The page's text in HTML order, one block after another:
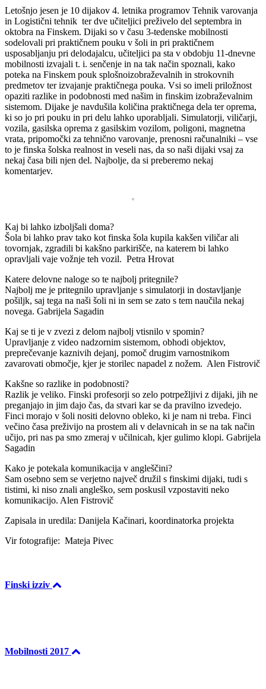
Letošnjo jesen je 10 dijakov 4. letnika programov Tehnik varovanja
in Logistični tehnik ter dve učiteljici preživelo del septembra in
oktobra na Finskem. Dijaki so v času 3-tedenske mobilnosti
sodelovali pri praktičnem pouku v šoli in pri praktičnem
usposabljanju pri delodajalcu, učiteljici pa sta v obdobju 11-dnevne
mobilnosti izvajali t. i. senčenje in na tak način spoznali, kako
poteka na Finskem pouk splošnoizobraževalnih in strokovnih
predmetov ter izvajanje praktičnega pouka. Vsi so imeli priložnost
opaziti razlike in podobnosti med našim in finskim izobraževalnim
sistemom. Dijake je navdušila količina praktičnega dela ter oprema,
ki so jo pri pouku in pri delu lahko uporabljali. Simulatorji, viličarji,
vozila, gasilska oprema z gasilskim vozilom, poligoni, magnetna
vrata, pripomočki za tehnično varovanje, prenosni računalniki – vse
to je finska šolska realnost in veseli nas, da so naši dijaki vsaj za
nekaj časa bili njen del. Najbolje, da si preberemo nekaj
komentarjev.
Kaj bi lahko izboljšali doma?
Šola bi lahko prav tako kot finska šola kupila kakšen viličar ali
tovornjak, zgradili bi kakšno parkirišče, na katerem bi lahko
opravljali vaje vožnje teh vozil. Petra Hrovat
Katere delovne naloge so te najbolj pritegnile?
Najbolj me je pritegnilo upravljanje s simulatorji in dostavljanje
pošiljk, saj tega na naši šoli ni in sem se zato s tem naučila nekaj
novega. Gabrijela Sagadin
Kaj se ti je v zvezi z delom najbolj vtisnilo v spomin?
Upravljanje z video nadzornim sistemom, obhodi objektov,
preprečevanje kaznivih dejanj, pomoč drugim varnostnikom
zavarovati območje, kjer je storilec napadel z nožem. Alen Fistrovič
Kakšne so razlike in podobnosti?
Razlik je veliko. Finski profesorji so zelo potrpežljivi z dijaki, jih ne
preganjajo in jim dajo čas, da stvari kar se da pravilno izvedejo.
Finci morajo v šoli nositi delovno obleko, ki je nam ni treba. Finci
večino časa preživijo na prostem ali v delavnicah in se na tak način
učijo, pri nas pa smo zmeraj v učilnicah, kjer gulimo klopi. Gabrijela
Sagadin
Kako je potekala komunikacija v angleščini?
Sam osebno sem se verjetno največ družil s finskimi dijaki, tudi s
tistimi, ki niso znali angleško, sem poskusil vzpostaviti neko
komunikacijo. Alen Fistrovič
Zapisala in uredila: Danijela Kačinari, koordinatorka projekta
Vir fotografije: Mateja Pivec
Finski izziv
Mobilnosti 2017